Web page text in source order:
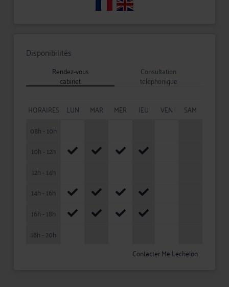
Disponibilités
Rendez-vous
cabinet
Consultation
téléphonique
HORAIRES LUN MAR MER JEU VEN
SAM
08h - 10h
10h - 12h
12h - 14h
14h - 16h
16h - 18h
18h - 20h
Contacter Me Lechelon